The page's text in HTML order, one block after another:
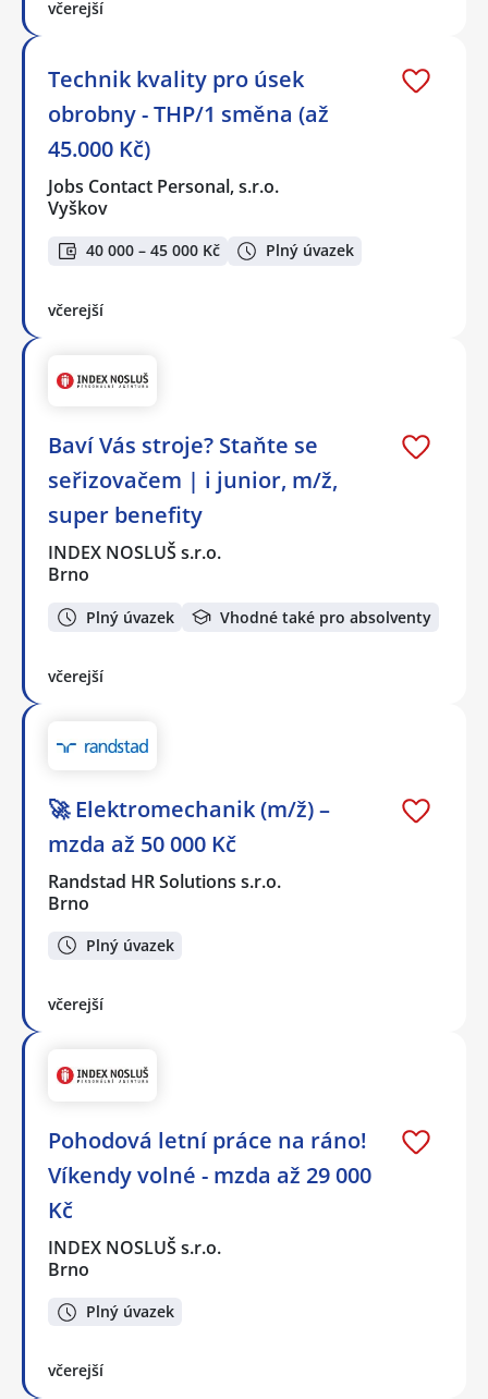
včerejší
Technik kvality pro úsek
obrobny - THP/1 směna (až
45.000 Kč)
Jobs Contact Personal, s.r.o.
Vyškov
40 000 – 45 000 Kč Plný úvazek
včerejší
Baví Vás stroje? Staňte se
seřizovačem | i junior, m/ž,
super benefity
INDEX NOSLUŠ s.r.o.
Brno
Plný úvazek Vhodné také pro absolventy
včerejší
🚀 Elektromechanik (m/ž) –
mzda až 50 000 Kč
Randstad HR Solutions s.r.o.
Brno
Plný úvazek
včerejší
Pohodová letní práce na ráno!
Víkendy volné - mzda až 29 000
Kč
INDEX NOSLUŠ s.r.o.
Brno
Plný úvazek
včerejší